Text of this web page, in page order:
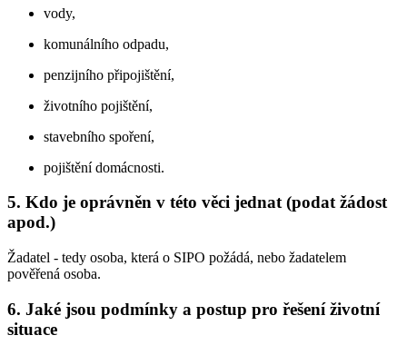
vody,
komunálního odpadu,
penzijního připojištění,
životního pojištění,
stavebního spoření,
pojištění domácnosti.
5. Kdo je oprávněn v této věci jednat (podat žádost
apod.)
Žadatel - tedy osoba, která o SIPO požádá, nebo žadatelem
pověřená osoba.
6. Jaké jsou podmínky a postup pro řešení životní
situace